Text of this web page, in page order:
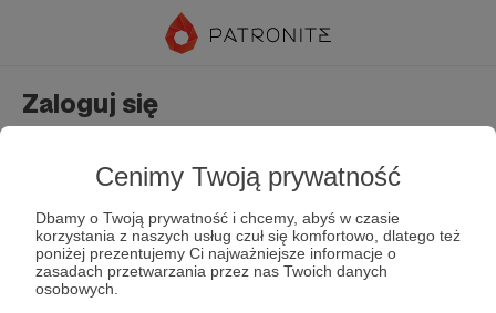
Cenimy Twoją prywatność
Dbamy o Twoją prywatność i chcemy, abyś w czasie
korzystania z naszych usług czuł się komfortowo, dlatego też
poniżej prezentujemy Ci najważniejsze informacje o
zasadach przetwarzania przez nas Twoich danych
osobowych.
Zaloguj się